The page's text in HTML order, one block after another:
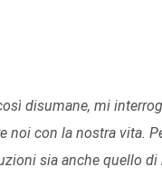
disumane, mi
noi con la nostra vita.
sia anche quello di